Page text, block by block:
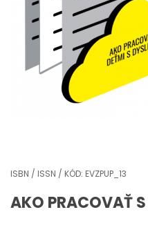
ISBN / ISSN / KÓD: EVZPUP_13
AKO PRACOVAŤ